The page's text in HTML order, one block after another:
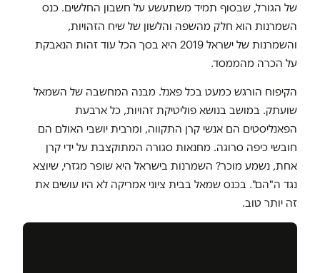
של הגורל, שבסוף תמיד משתעשע על חשבון החלשים. כנס
השמרנות הוא חלק מהשפה והלשון של שיח הזהויות,
והשמרנות של ישראל 2019 היא בסך הכל עוד זהות הנאבקת
על הכרה מהממסד.
הקיפוח הורגש כמעט בכל פאנל. מבנה המחשבה של השמאל
שועתק. במושב בנושא פוליטיקת זהויות, כל ארבעת
הפאנליסטים הם אנשי קרן התקווה, ומרבית יושבי האולם הם
חובשי כיפה סרוגה. מחנאות סגורה המתוקצבת על ידי קרן
אחת, נשמע מוכר? השמרנות בישראל היא שופר מגזרי, שיוצא
נגד ה"הם". בכנס שמאל בבית ציוני אמריקה לא היו עושים את
זה יותר טוב.